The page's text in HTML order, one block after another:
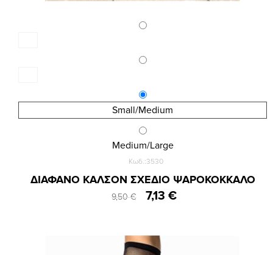
Small/Medium
Medium/Large
Κωδ.:3530
ΔΙΑΦΑΝΟ ΚΑΛΣΟΝ ΣΧΕΔΙΟ ΨΑΡΟΚΟΚΚΑΛΟ
9,50 € 7,13 €